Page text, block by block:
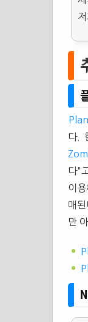
다.
다"
이
매
만